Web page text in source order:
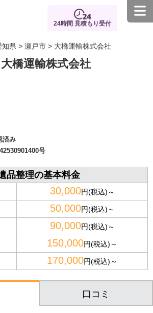
24時間 見積もり受付
知県 > 瀬戸市 > 大橋運輸株式会社
大橋運輸株式会社
済み
号
品整理の基本料金
30,000円(税込)～
50,000円(税込)～
90,000円(税込)～
150,000円(税込)～
170,000円(税込)～
口コミ